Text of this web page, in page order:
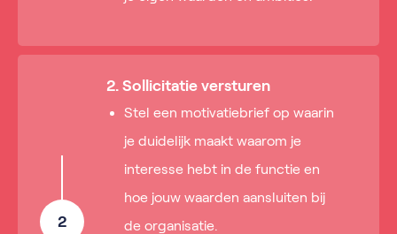
2
2. Sollicitatie versturen
Stel een motivatiebrief op waarin
je duidelijk maakt waarom je
interesse hebt in de functie en
hoe jouw waarden aansluiten bij
de organisatie.